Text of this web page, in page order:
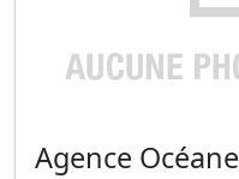
Agence Océane